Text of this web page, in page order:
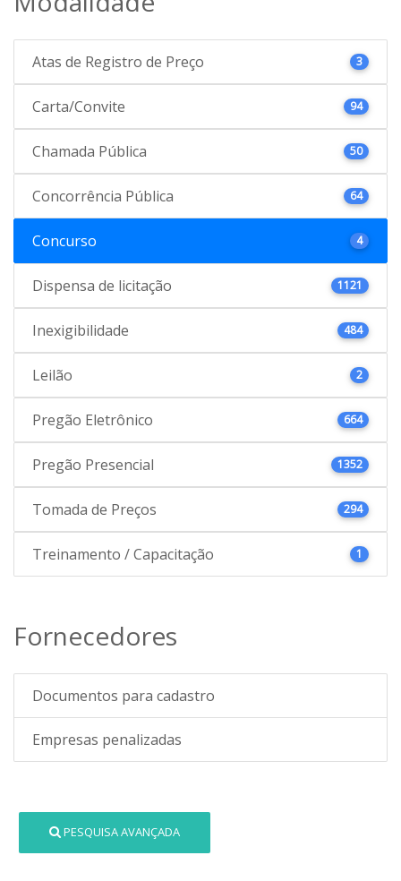
Atas de Registro de Preço 3
Carta/Convite 94
Chamada Pública 50
Concorrência Pública 64
Concurso 4
Dispensa de licitação 1121
Inexigibilidade 484
Leilão 2
Pregão Eletrônico 664
Pregão Presencial 1352
Tomada de Preços 294
Treinamento / Capacitação 1
Fornecedores
Documentos para cadastro
Empresas penalizadas
PESQUISA AVANÇADA